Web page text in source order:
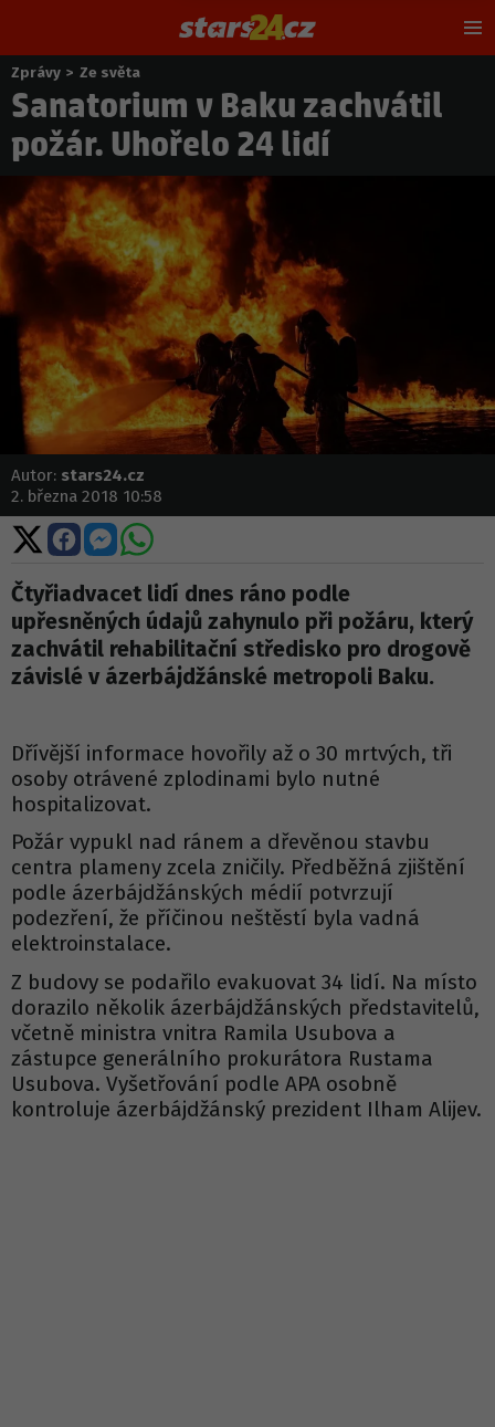
Nacházíte
se
zde:
Zprávy > Ze světa
Sanatorium v Baku zachvátil
požár. Uhořelo 24 lidí
Autor: stars24.cz
2. března 2018 10:58
Sdílet
na
X
Sdílet
na
Facebooku
Sdílet
na
Messengeru
Sdílet
WhatsApp
Čtyřiadvacet lidí dnes ráno podle
upřesněných údajů zahynulo při požáru, který
zachvátil rehabilitační středisko pro drogově
závislé v ázerbájdžánské metropoli Baku.
Dřívější informace hovořily až o 30 mrtvých, tři
osoby otrávené zplodinami bylo nutné
hospitalizovat.
Požár vypukl nad ránem a dřevěnou stavbu
centra plameny zcela zničily. Předběžná zjištění
podle ázerbájdžánských médií potvrzují
podezření, že příčinou neštěstí byla vadná
elektroinstalace.
Z budovy se podařilo evakuovat 34 lidí. Na místo
dorazilo několik ázerbájdžánských představitelů,
včetně ministra vnitra Ramila Usubova a
zástupce generálního prokurátora Rustama
Usubova. Vyšetřování podle APA osobně
kontroluje ázerbájdžánský prezident Ilham Alijev.